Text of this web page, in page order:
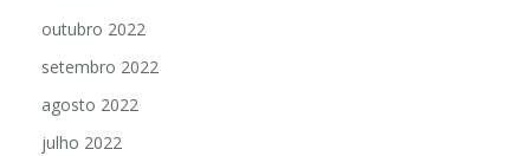
outubro 2022
setembro 2022
agosto 2022
julho 2022